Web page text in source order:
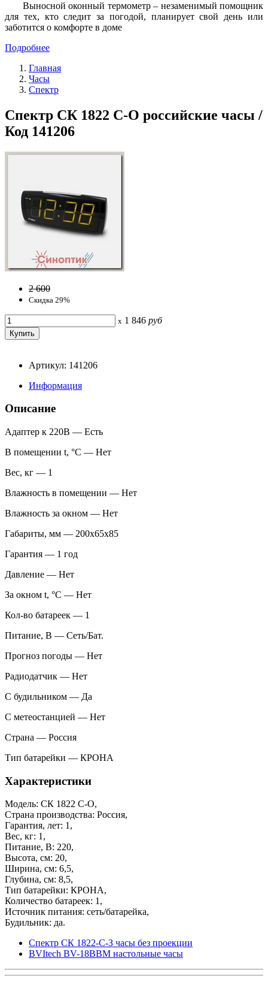
Выносной оконный термометр – незаменимый помощник
для тех, кто следит за погодой, планирует свой день или
заботится о комфорте в доме
Подробнее
Главная
Часы
Спектр
Спектр СК 1822 С-О российские часы /
Код 141206
2 600
Скидка 29%
x 1 846 руб
Артикул: 141206
Информация
Описание
Адаптер к 220В — Есть
В помещении t, °С — Нет
Вес, кг — 1
Влажность в помещении — Нет
Влажность за окном — Нет
Габариты, мм — 200x65x85
Гарантия — 1 год
Давление — Нет
За окном t, °С — Нет
Кол-во батареек — 1
Питание, В — Сеть/Бат.
Прогноз погоды — Нет
Радиодатчик — Нет
С будильником — Да
С метеостанцией — Нет
Страна — Россия
Тип батарейки — КРОНА
Характеристики
Модель: СК 1822 С-О,
Страна производства: Россия,
Гарантия, лет: 1,
Вес, кг: 1,
Питание, В: 220,
Высота, см: 20,
Ширина, см: 6,5,
Глубина, см: 8,5,
Тип батарейки: КРОНА,
Количество батареек: 1,
Источник питания: сеть/батарейка,
Будильник: да.
Спектр СК 1822-C-З часы без проекции
BVItech BV-18BBM настольные часы